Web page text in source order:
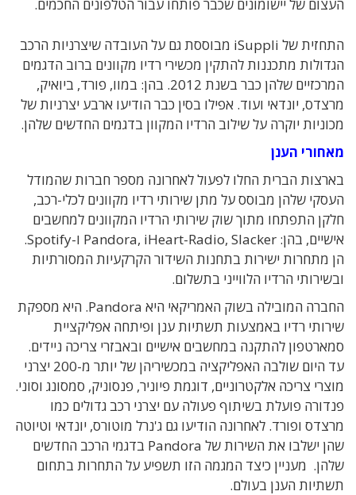
העצום של יישומונים שכבר פותחו עבור הטלפונים החכמים.
התחזית של iSuppli מבוססת גם על העובדה שיצרניות הרכב
הגדולות מתכננות להתקין מכשירי רדיו מקוונים ברוב הדגמים
המרכזיים שלהן כבר בשנת 2012. בהן: במוו, פורד, ביואיק,
מרצדס, יונדאי ועוד. אפילו בסין כבר הודיעו ארבע יצרניות של
מכוניות יוקרה על שילוב הרדיו המקוון בדגמים החדשים שלהן.
מאחורי הענן
בארצות הברית החלו לפעול לאחרונה מספר חברות שהמודל
העסקי שלהן מבוסס על מתן שירותי רדיו מקוונים לכלי-רכב,
חלקן התפתחו מתוך שוק שירותי הרדיו המקוונים למחשבים
אישיים, בהן: Pandora, iHeart-Radio, Slacker ו-Spotify.
הן מתחרות ישירות בתחנות השידור הקרקעיות המסורתיות
ובשירותי הרדיו הלווייני בתשלום.
החברה המובילה בשוק האמריקאי היא Pandora. היא מספקת
שירותי רדיו באמצעות תשתיות ענן ופיתחה אפליקציית
סמארטפון להתקנה במחשבים אישיים ובאבזרי צריכה ניידים.
עד היום שולבה האפליקציה במכשיריהן של יותר מ-200 יצרני
מוצרי צריכה אלקטרוניים, דוגמת פיוניר, פנסוניק, סמסונג וסוני.
פנדורה פועלת בשיתוף פעולה עם יצרני רכב גדולים כמו
מרצדס ופורד. לאחרונה הודיעו גם ג'נרל מוטורס, יונדאי וטיוטה
שהן ישלבו את השירות של Pandora בדגמי הרכב החדשים
שלהן. מעניין כיצד המגמה הזו תשפיע על התחרות בתחום
תשתיות הענן בעולם.